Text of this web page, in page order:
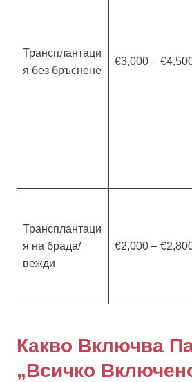
Трансплантаци
я без бръснене
€3,000 –
Трансплантаци
я на брада/
вежди
€2,000 –
Какво Включва
„Всичко